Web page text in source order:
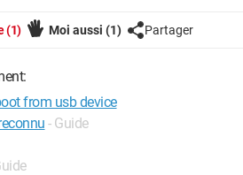
pas pourquoi j'ai ce message, si
(1) Moi aussi (1) Partager
from usb device
- Guide